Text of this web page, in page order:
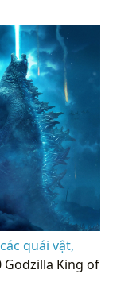
quái vật,
Godzilla King of